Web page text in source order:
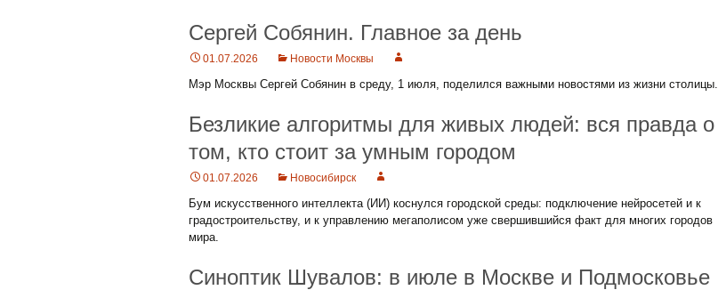
Сергей Собянин. Главное за день
01.07.2026 Новости Москвы
Мэр Москвы Сергей Собянин в среду, 1 июля, поделился важными новостями из жизни столицы.
Безликие алгоритмы для живых людей: вся правда о
том, кто стоит за умным городом
01.07.2026 Новосибирск
Бум искусственного интеллекта (ИИ) коснулся городской среды: подключение нейросетей и к
градостроительству, и к управлению мегаполисом уже свершившийся факт для многих городов
мира.
Синоптик Шувалов: в июле в Москве и Подмосковье